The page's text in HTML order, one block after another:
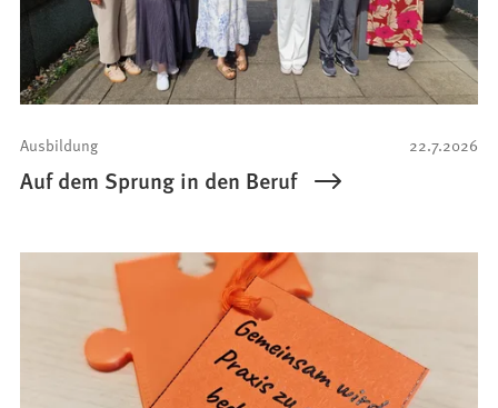
22.7.2026
Ausbildung
Auf dem Sprung in den Beruf